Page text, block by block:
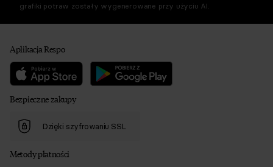
grafiki potraw zostały wygenerowane przy użyciu AI.
Aplikacja Respo
Bezpieczne zakupy
Dzięki szyfrowaniu SSL
Metody płatności